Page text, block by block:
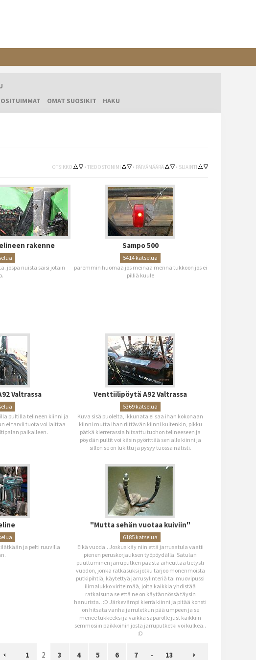
OMAT SUOSIKIT HAKU
OTSIKKO • TIEDOSTONIMI • PÄIVÄMÄÄRÄ • SIJAINTI
rakenne
jospa nuista saisi jotain
Sampo 500
5414 katselua
paremmin huomaa jos meinaa mennä tukkoon jos ei
pilliä kuule
Valtrassa
pultilla telineen kiinni ja
ei tarvii tuota voi laittaa
paikalleen.
Venttiilipöytä A92 Valtrassa
5369 katselua
Kuva sisä puolelta, ikkunata ei saa ihan kokonaan
kiinni mutta ihan riittävän kiinni kuitenkin, pikku
pätkä kierrerassia hitsattu tuohon telineeseen ja
pöydän pultit voi käsin pyörittää sen alle kiinni ja
sillon se on lukittu ja pysyy tuossa nätisti.
ja pelti ruuvilla
"Mutta sehän vuotaa kuiviin"
6185 katselua
Eikä vuoda.. Joskus käy niin että jarrusatula vaatii
pienen peruskorjauksen työpöydällä. Satulan
puuttuminen jarruputken päästä aiheuttaa tietysti
vuodon, jonka ratkasuksi jotku tarjoo monenmoista
putkipihtiä, käytettyä jarrusylinteriä tai muovipussi
ilimalukko viritelmää, joita kaikkia yhdistää
ratkaisuna se että ne on käytännössä täysin
hanurista.. :D Järkevämpi kierrä kiinni ja pitää konsti
on hitsata vanha jarruletkun pää umpeen ja se
menee tukkeeksi ja vaikka saparolle just kaikkiin
semmosiin paikkoihin josta jarruputketki voi kulkea..
:D
1 2 3 4 5 6 7 - 13